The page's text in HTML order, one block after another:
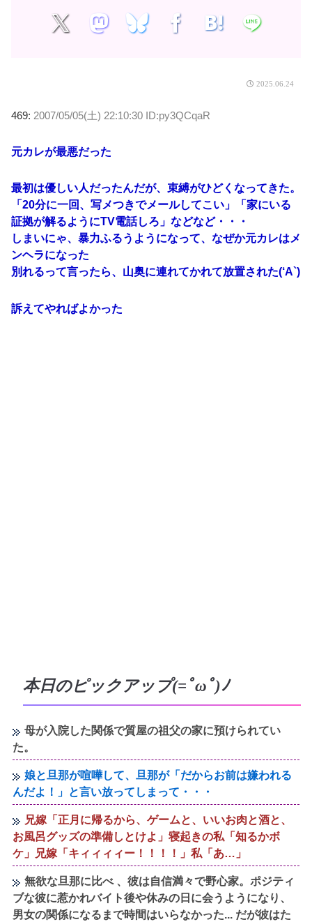
2025.06.24
469: 2007/05/05(土) 22:10:30 ID:py3QCqaR
元カレが最悪だった
最初は優しい人だったんだが、束縛がひどくなってきた。
「20分に一回、写メつきでメールしてこい」「家にいる
証拠が解るようにTV電話しろ」などなど・・・
しまいにゃ、暴力ふるうようになって、なぜか元カレはメ
ンヘラになった
別れるって言ったら、山奥に連れてかれて放置された(‘A`)
訴えてやればよかった
本日のピックアップ(=ﾟωﾟ)ﾉ
母が入院した関係で質屋の祖父の家に預けられてい
た。
娘と旦那が喧嘩して、旦那が「だからお前は嫌われる
んだよ！」と言い放ってしまって・・・
兄嫁「正月に帰るから、ゲームと、いいお肉と酒と、
お風呂グッズの準備しとけよ」寝起きの私「知るかボ
ケ」兄嫁「キィィィィー！！！！」私「あ…」
無欲な旦那に比べ 、彼は自信満々で野心家。ポジティ
ブな彼に惹かれバイト後や休みの日に会うようになり、
男女の関係になるまで時間はいらなかった... だが彼はた